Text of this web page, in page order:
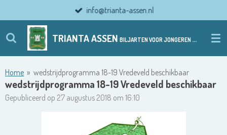
direct
naar
hoofdinhoud
TRIANTA ASSEN BILJARTEN VOOR JONGEREN EN ................ OUDERE JONGEREN
info@trianta-assen.nl
Home » wedstrijdprogramma 18-19 Vredeveld beschikbaar
wedstrijdprogramma 18-19 Vredeveld beschikbaar
Gepubliceerd op 27 augustus 2018 om 16:10